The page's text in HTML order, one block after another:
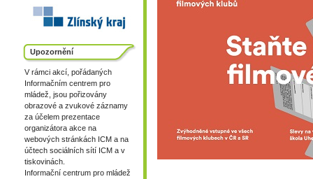
Upozornění
V rámci akcí, pořádaných
Informačním centrem pro
mládež, jsou pořizovány
obrazové a zvukové záznamy
za účelem prezentace
organizátora akce na
webových stránkách ICM a na
účtech sociálních sítí ICM a v
tiskovinách.
Informační centrum pro mládež